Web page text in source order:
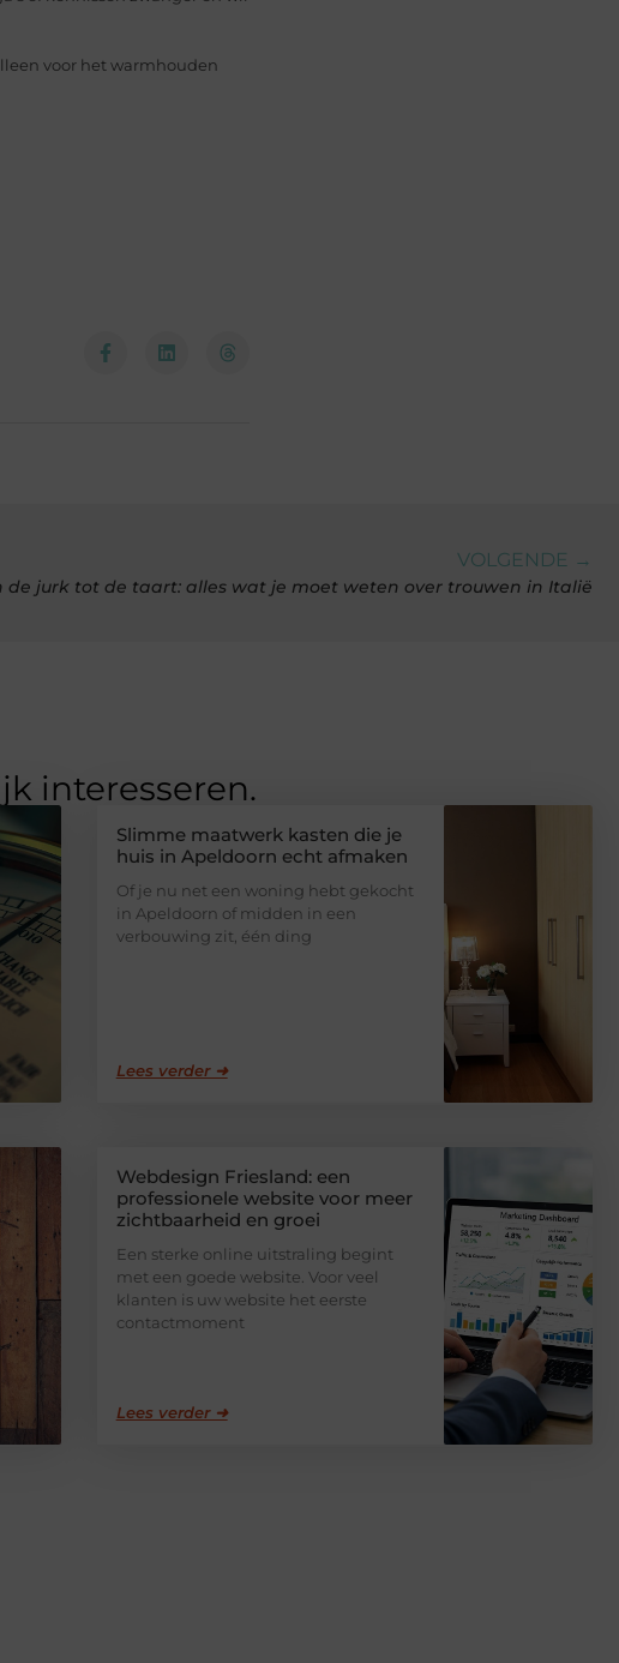
voor het warmhouden
VOLGENDE →
de jurk tot de taart: alles wat je moet weten over trouwen in Italië
interesseren.
Slimme maatwerk kasten die je
huis in Apeldoorn echt afmaken
Of je nu net een woning hebt gekocht
in Apeldoorn of midden in een
verbouwing zit, één ding
Lees verder ➜
Webdesign Friesland: een
professionele website voor meer
zichtbaarheid en groei
Een sterke online uitstraling begint
met een goede website. Voor veel
klanten is uw website het eerste
contactmoment
Lees verder ➜